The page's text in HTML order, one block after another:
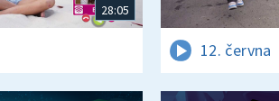
28:05
12. června